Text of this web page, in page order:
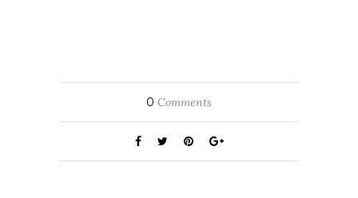
0 Comments